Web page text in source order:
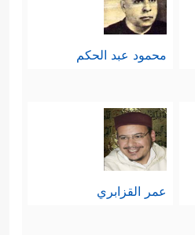
محمود عبد الحكم
عمر القزابري